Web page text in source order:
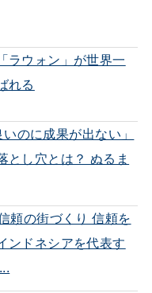
ラウォン」が世界一
れる
のに成果が出ない」
とし穴とは？ ぬるま
頼の街づくり 信頼を
ンドネシアを代表す